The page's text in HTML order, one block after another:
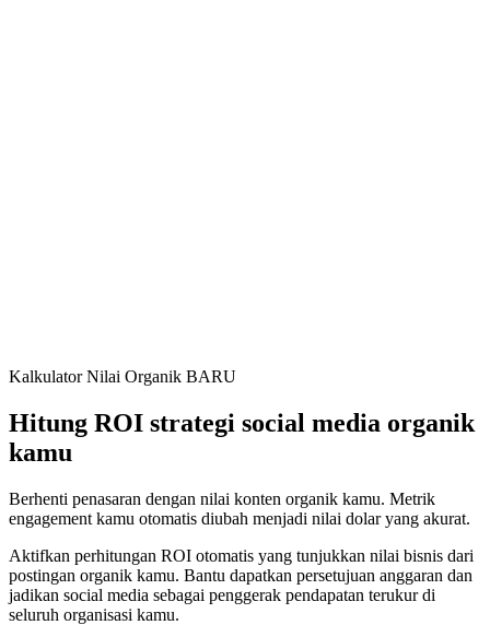
Kalkulator Nilai Organik BARU
Hitung ROI strategi social media organik
kamu
Berhenti penasaran dengan nilai konten organik kamu. Metrik
engagement kamu otomatis diubah menjadi nilai dolar yang akurat.
Aktifkan perhitungan ROI otomatis yang tunjukkan nilai bisnis dari
postingan organik kamu. Bantu dapatkan persetujuan anggaran dan
jadikan social media sebagai penggerak pendapatan terukur di
seluruh organisasi kamu.